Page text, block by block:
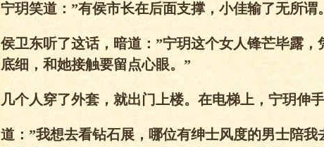
宁玥笑道：”有侯市长在后面支撑，小佳输了无所谓
侯卫东听了这话，暗道：”宁玥这个女人锋芒毕露
底细，和她接触要留点心眼。”
几个人穿了外套，就出门上楼。在电梯上，宁玥伸
道：”我想去看钻石展，哪位有绅士风度的男士陪我